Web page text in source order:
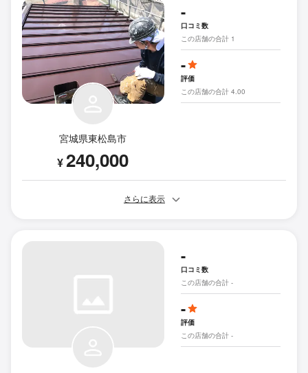
宮城県東松島市
¥240,000
-
口コミ数
この店舗の合計 1
-
評価
この店舗の合計 4.00
さらに表示
-
口コミ数
この店舗の合計 -
-
評価
この店舗の合計 -